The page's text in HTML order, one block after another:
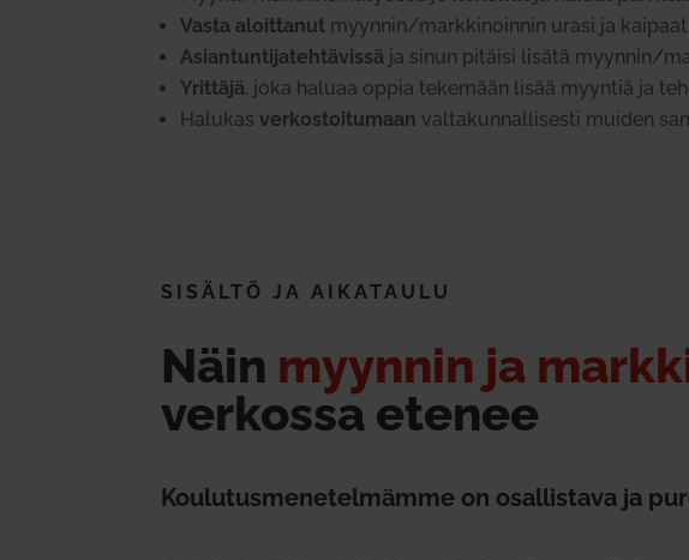
Vasta aloit­tanut myynnin/markkinoinnin urasi ja
Asian­tun­ti­ja­teh­tä­vissä ja sinun pitäisi lisätä myynnin/
Yrittäjä, joka haluaa oppia tekemään lisää myyntiä ja
Halukasver­kos­toi­tumaan val­ta­kun­nal­li­sesti muiden
SISÄLTÖ JA AIKA­TAULU
Näin myynnin ja
ver­kossa etenee
Kou­lu­tus­me­ne­tel­mämme on osal­listava ja